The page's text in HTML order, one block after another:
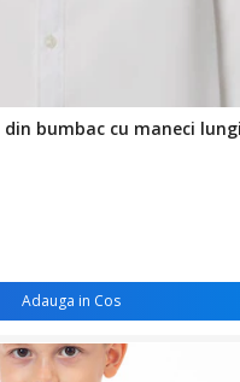
din bumbac cu maneci
Adauga in Cos